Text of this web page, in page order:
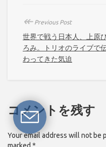
↞Previous Post
世界で戦う日本人、上原
ろみ。トリオのライブで
わってきた気迫
コメントを残す
Your email address will not be